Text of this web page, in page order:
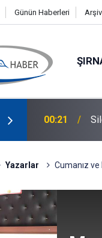
Günün Haberleri Arşiv
00:21
Yazarlar Cumanız ve